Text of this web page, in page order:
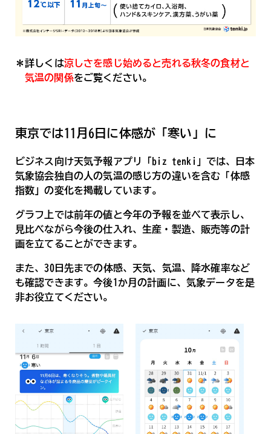
＊詳しくは涼しさを感じ始めると売れる秋冬の食材と
気温の関係をご覧ください。
東京では11月6日に体感が「寒い」に
ビジネス向け天気予報アプリ「biz tenki」では、日本
気象協会独自の人の気温の感じ方の違いを含む「体感
指数」の変化を掲載しています。
グラフ上では前年の値と今年の予報を並べて表示し、
見比べながら今後の仕入れ、生産・製造、販売等の計
画を立てることができます。
また、30日先までの体感、天気、気温、降水確率など
も確認できます。今後1か月の計画に、気象データを是
非お役立てください。